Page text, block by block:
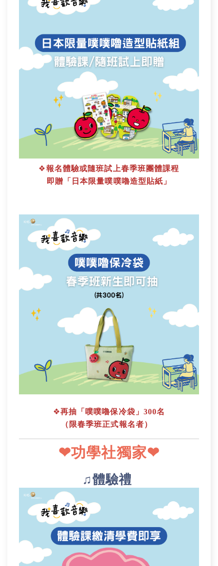
❖報名體驗或隨班試上春季班團體課程
即贈「日本限量噗噗嚕造型貼紙 」
❖再抽「噗噗嚕保冷袋」300名
（限春季班正式報名者）
❤功學社獨家❤
♫體驗禮